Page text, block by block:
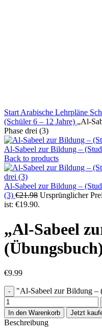
Start Arabische Lehrpläne
(Schüler 6 – 12 Jahre) „Al-
Phase drei (3)
Al-Sabeel zur Bildung –
Back to products
Al-Sabeel zur Bildung –
(3) €21.98 Ursprünglicher
ist: €19.90.
„Al-Sabeel
€9.99
"Al-Sabeel zur Bildung –
In den Warenkorb Jetzt
Beschreibung